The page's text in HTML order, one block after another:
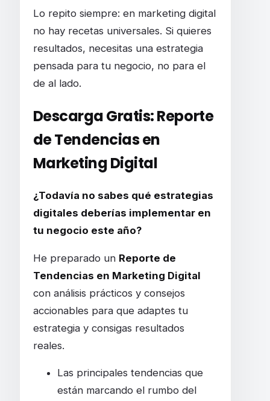
Lo repito siempre: en marketing digital
no hay recetas universales. Si quieres
resultados, necesitas una estrategia
pensada para tu negocio, no para el
de al lado.
Descarga Gratis: Reporte
de Tendencias en
Marketing Digital
¿Todavía no sabes qué estrategias
digitales deberías implementar en
tu negocio este año?
He preparado un Reporte de
Tendencias en Marketing Digital
con análisis prácticos y consejos
accionables para que adaptes tu
estrategia y consigas resultados
reales.
Las principales tendencias que
están marcando el rumbo del